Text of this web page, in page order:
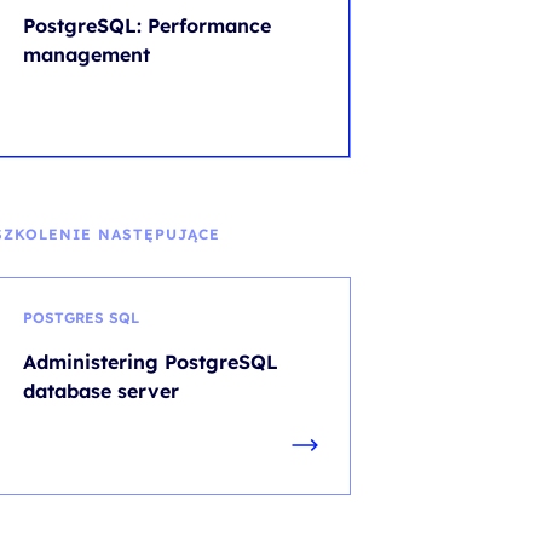
PostgreSQL: Performance
management
NASTĘPUJĄCE
POSTGRES SQL
Administering PostgreSQL
database server